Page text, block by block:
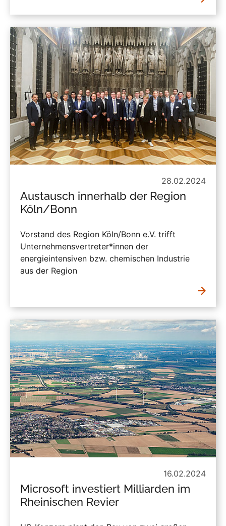
28.02.2024
Austausch innerhalb der Region
Köln/Bonn
Vorstand des Region Köln/Bonn e.V. trifft
Unternehmensvertreter*innen der
energieintensiven bzw. chemischen Industrie
aus der Region
16.02.2024
Microsoft investiert Milliarden im
Rheinischen Revier